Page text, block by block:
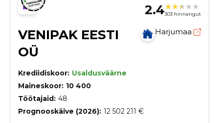
2.4303 hinnangut
VENIPAK EESTI
OÜ
Harjumaa
Krediidiskoor: Usaldusväärne
Maineskoor: 10 400
Töötajaid: 48
Prognooskäive (2026): 12 502 211 €